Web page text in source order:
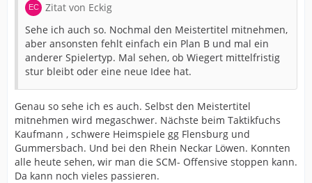
Zitat von Eckig
Sehe ich auch so. Nochmal den Meistertitel mitnehmen,
aber ansonsten fehlt einfach ein Plan B und mal ein
anderer Spielertyp. Mal sehen, ob Wiegert mittelfristig
stur bleibt oder eine neue Idee hat.
Genau so sehe ich es auch. Selbst den Meistertitel
mitnehmen wird megaschwer. Nächste beim Taktikfuchs
Kaufmann , schwere Heimspiele gg Flensburg und
Gummersbach. Und bei den Rhein Neckar Löwen. Konnten
alle heute sehen, wir man die SCM- Offensive stoppen kann.
Da kann noch vieles passieren.